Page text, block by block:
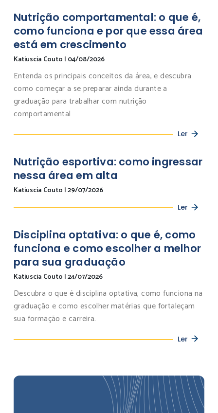
Nutrição comportamental: o que é,
como funciona e por que essa área
está em crescimento
Katiuscia Couto | 04/08/2026
Entenda os principais conceitos da área, e descubra
como começar a se preparar ainda durante a
graduação para trabalhar com nutrição
comportamental
Ler
Nutrição esportiva: como ingressar
nessa área em alta
Katiuscia Couto |29/07/2026
Ler
Disciplina optativa: o que é, como
funciona e como escolher a melhor
para sua graduação
Katiuscia Couto |24/07/2026
Descubra o que é disciplina optativa, como funciona na
graduação e como escolher matérias que fortaleçam
sua formação e carreira.
Ler